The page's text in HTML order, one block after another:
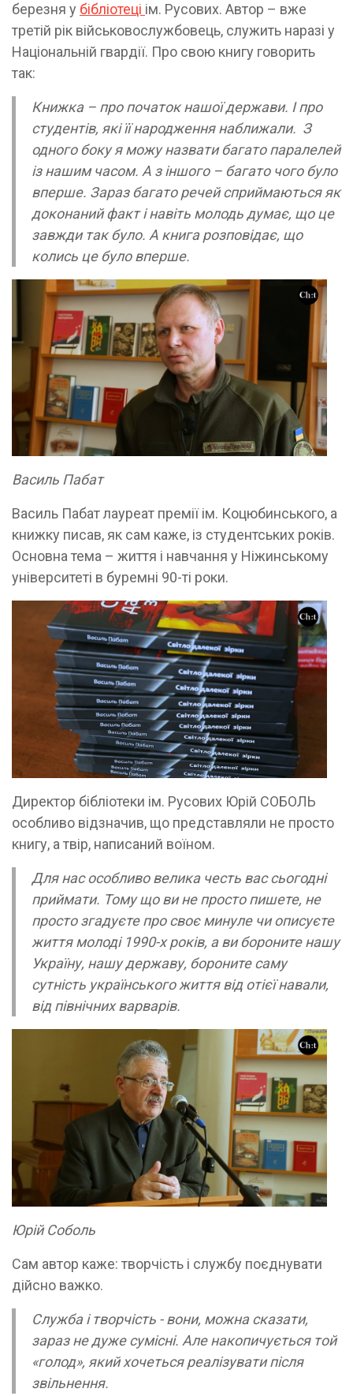
березня у бібліотеці ім. Русових. Автор – вже
третій рік військовослужбовець, служить наразі у
Національній гвардії. Про свою книгу говорить
так:
Книжка – про початок нашої держави. І про
студентів, які її народження наближали. З
одного боку я можу назвати багато паралелей
із нашим часом. А з іншого – багато чого було
вперше. Зараз багато речей сприймаються як
доконаний факт і навіть молодь думає, що це
завжди так було. А книга розповідає, що
колись це було вперше.
Василь Пабат
Василь Пабат лауреат премії ім. Коцюбинського, а
книжку писав, як сам каже, із студентських років.
Основна тема – життя і навчання у Ніжинському
університеті в буремні 90-ті роки.
Директор бібліотеки ім. Русових Юрій СОБОЛЬ
особливо відзначив, що представляли не просто
книгу, а твір, написаний воїном.
Для нас особливо велика честь вас сьогодні
приймати. Тому що ви не просто пишете, не
просто згадуєте про своє минуле чи описуєте
життя молоді 1990-х років, а ви бороните нашу
Україну, нашу державу, бороните саму
сутність українського життя від отієї навали,
від північних варварів.
Юрій Соболь
Сам автор каже: творчість і службу поєднувати
дійсно важко.
Служба і творчість - вони, можна сказати,
зараз не дуже сумісні. Але накопичується той
«голод», який хочеться реалізувати після
звільнення.